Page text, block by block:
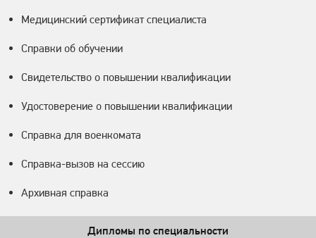
Медицинский сертификат специалиста
Справки об обучении
Свидетельство о повышении квалификации
Удостоверение о повышении квалификации
Справка для военкомата
Справка-вызов на сессию
Архивная справка
Дипломы по специальности